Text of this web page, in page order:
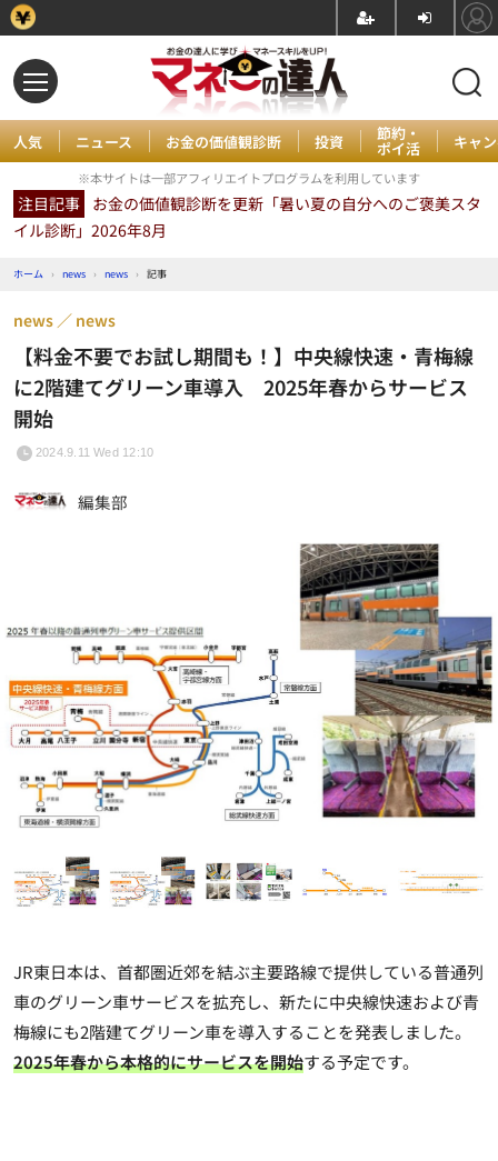
人気 ニュース お金の価値観診断 投資 節約・
ポイ活 キャ
※本サイトは一部アフィリエイトプログラムを利用しています
注目記事 お金の価値観診断を更新「暑い夏の自分へのご褒美スタ
イル診断」2026年8月
ホーム › news › news › 記事
【料金不要でお試し期間も！】中央線快速・青梅線
に2階建てグリーン車導入 2025年春からサービス
開始
news news
2024.9.11 Wed 12:10
編集部
JR東日本は、首都圏近郊を結ぶ主要路線で提供している普通列
車のグリーン車サービスを拡充し、新たに中央線快速および青
梅線にも2階建てグリーン車を導入することを発表しました。
2025年春から本格的にサービスを開始する予定です。